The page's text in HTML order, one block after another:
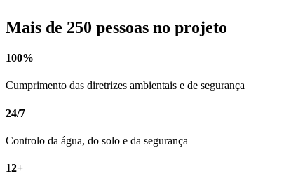
Mais de 250 pessoas no projeto
100%
Cumprimento das diretrizes ambientais e de segurança
24/7
Controlo da água, do solo e da segurança
12+